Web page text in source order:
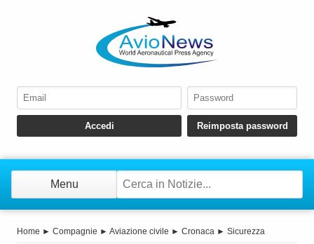
Menu
Home ► Compagnie ► Aviazione civile ► Cronaca ► Sicurezza